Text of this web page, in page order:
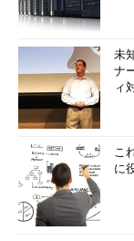
未
ナ
ィ
こ
に